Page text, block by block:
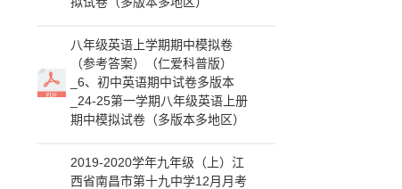
八年级英语上学期期中模拟卷
（参考答案）（仁爱科普版）
_6、初中英语期中试卷多版本
_24-25第一学期八年级英语上册
期中模拟试卷（多版本多地区）
2019-2020学年九年级（上）江
西省南昌市第十九中学12月月考